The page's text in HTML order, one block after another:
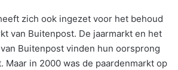
zich ook ingezet voor het behoud
van Buitenpost. De jaarmarkt en het
Buitenpost vinden hun oorsprong
Maar in 2000 was de paardenmarkt op